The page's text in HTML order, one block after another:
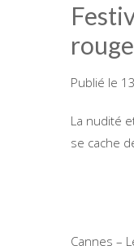
rouge
Publié le
La nudité
se cache
Cannes –